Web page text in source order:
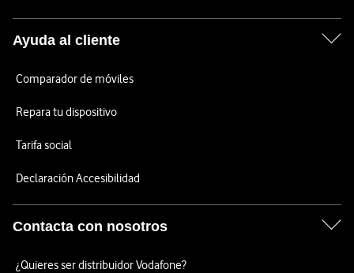
Ayuda al cliente
Comparador de móviles
Repara tu dispositivo
Tarifa social
Declaración Accesibilidad
Contacta con nosotros
¿Quieres ser distribuidor Vodafone?